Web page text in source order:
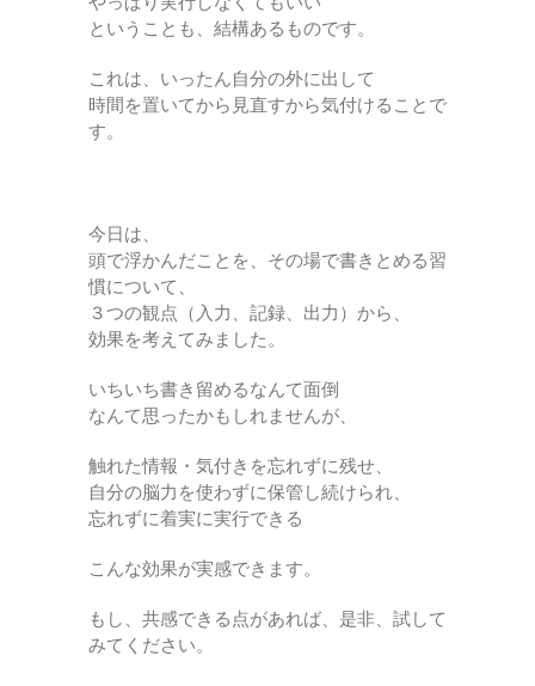
ということも、結構あるものです。
これは、いったん自分の外に出して
時間を置いてから見直すから気付けることで
す。
今日は、
頭で浮かんだことを、その場で書きとめる習
慣について、
３つの観点（入力、記録、出力）から、
効果を考えてみました。
いちいち書き留めるなんて面倒
なんて思ったかもしれませんが、
触れた情報・気付きを忘れずに残せ、
自分の脳力を使わずに保管し続けられ、
忘れずに着実に実行できる
こんな効果が実感できます。
もし、共感できる点があれば、是非、試して
みてください。